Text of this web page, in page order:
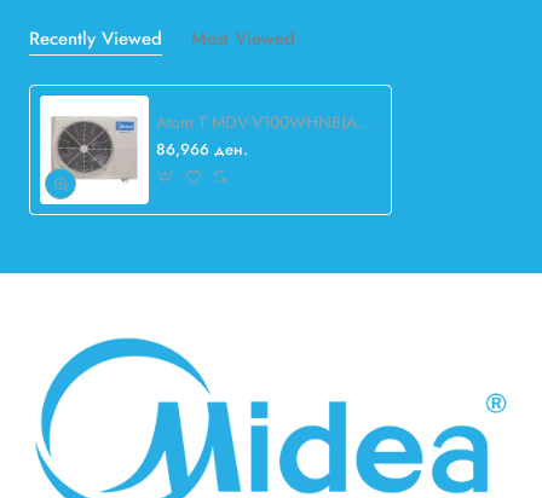
Recently Viewed Most Viewed
Atom T MDV-V100WHN8(At) VRF
86,966 ден.